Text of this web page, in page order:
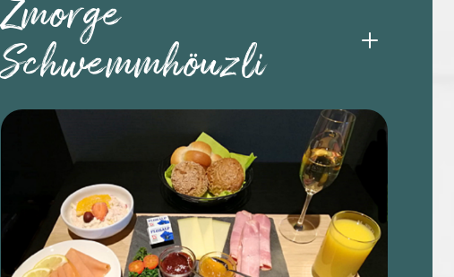
Zmorge
Schwemm­höuzli